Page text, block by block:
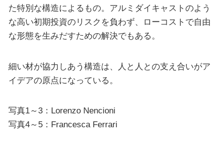
た特別な構造によるもの。アルミダイキャストのよう
な高い初期投資のリスクを負わず、ローコストで自由
な形態を生みだすための解決でもある。
細い材が協力しあう構造は、人と人との支え合いがア
イデアの原点になっている。
写真1～3：Lorenzo Nencioni
写真4～5：Francesca Ferrari